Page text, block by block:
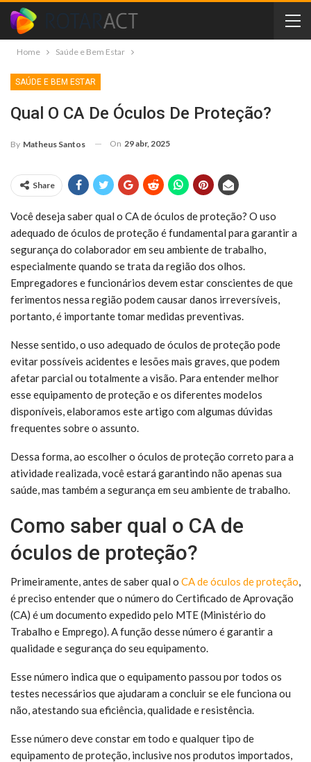
Home Saúde e Bem Estar
SAÚDE E BEM ESTAR
Qual O CA De Óculos De Proteção?
By Matheus Santos On 29 abr, 2025
Share
Você deseja saber qual o CA de óculos de proteção? O uso
adequado de óculos de proteção é fundamental para garantir a
segurança do colaborador em seu ambiente de trabalho,
especialmente quando se trata da região dos olhos.
Empregadores e funcionários devem estar conscientes de que
ferimentos nessa região podem causar danos irreversíveis,
portanto, é importante tomar medidas preventivas.
Nesse sentido, o uso adequado de óculos de proteção pode
evitar possíveis acidentes e lesões mais graves, que podem
afetar parcial ou totalmente a visão. Para entender melhor
esse equipamento de proteção e os diferentes modelos
disponíveis, elaboramos este artigo com algumas dúvidas
frequentes sobre o assunto.
Dessa forma, ao escolher o óculos de proteção correto para a
atividade realizada, você estará garantindo não apenas sua
saúde, mas também a segurança em seu ambiente de trabalho.
Como saber qual o CA de
óculos de proteção?
Primeiramente, antes de saber qual o CA de óculos de proteção,
é preciso entender que o número do Certificado de Aprovação
(CA) é um documento expedido pelo MTE (Ministério do
Trabalho e Emprego). A função desse número é garantir a
qualidade e segurança do seu equipamento.
Esse número indica que o equipamento passou por todos os
testes necessários que ajudaram a concluir se ele funciona ou
não, atestando sua eficiência, qualidade e resistência.
Esse número deve constar em todo e qualquer tipo de
equipamento de proteção, inclusive nos produtos importados,